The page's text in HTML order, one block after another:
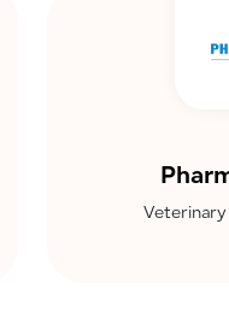
Veterinary